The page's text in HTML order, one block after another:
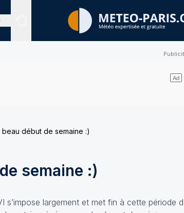
Sites expertisés
beau début de semaine :)
semaine :)
s’impose largement et met fin à cette période